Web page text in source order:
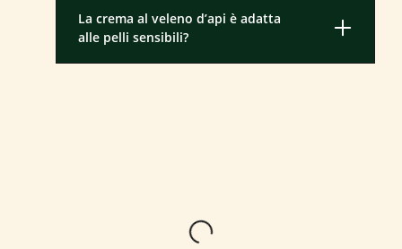
La crema al veleno d’api è adatta
alle pelli sensibili?
Loading...